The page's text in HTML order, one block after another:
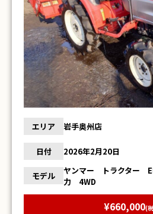
エリア 岩手奥州店
日付 2026年2月20日
モデル
ヤンマー トラクター
力 4WD
¥660,000(